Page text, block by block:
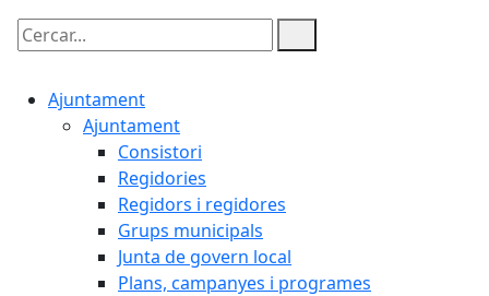
Cercar:
Ajuntament
Ajuntament
Consistori
Regidories
Regidors i regidores
Grups municipals
Junta de govern local
Plans, campanyes i programes